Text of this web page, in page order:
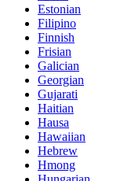
Estonian
Filipino
Finnish
Frisian
Galician
Georgian
Gujarati
Haitian
Hausa
Hawaiian
Hebrew
Hmong